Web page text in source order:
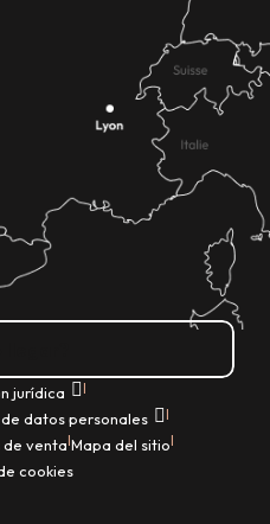
jurídica |
datos personales |
de venta|Mapa del sitio|
cookies